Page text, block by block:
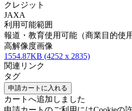
クレジット
JAXA
利用可能範囲
報道・教育使用可能（商業目的使
高解像度画像
1554.87KB (4252 x 2835)
関連リンク
タグ
申請カートに入れる
カートへ追加しました